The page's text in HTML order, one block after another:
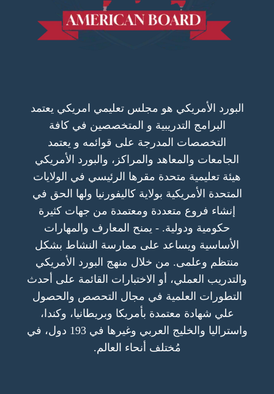
البورد الأمريكي هو مجلس تعليمي امريكي يعتمد
البرامج التدريبية و المتخصصين في كافة
التخصصات المدرجة على قوائمه و يعتمد
الجامعات والمعاهد والمراكز، والبورد الأمريكي
هيئة تعليمية متحدة مقرها الرئيسي في الولايات
المتحدة الأمريكية بولاية كاليفورنيا ولها الحق في
إنشاء فروع متعددة ومعتمدة من جهات كثيرة
حكومية ودولية. - يمنح المعارف والمهارات
الأساسية ويساعد على ممارسة النشاط بشكل
منتظم وعلمى. من خلال منهج البورد الأمريكي
والتدريب العملي، أو الاختبارات القائمة على أحدث
التطورات العلمية في مجال التحصص والحصول
علي شهادة معتمدة بأمريكا وبريطانيا، وكندا،
واستراليا والخليج العربي وغيرها في 193 دول، في
مُختلف أنحاء العالم.